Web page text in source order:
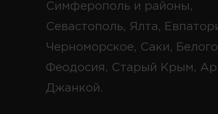
Симферополь и районы,
Севастополь, Ялта,
Черноморское, Саки,
Феодосия, Старый Крым,
Джанкой.